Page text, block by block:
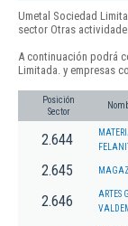
Umetal Sociedad
sector Otras
A continuación podrá
Limitada. y empresas
Posición
Sector
2.644
2.645
2.646
ARTES